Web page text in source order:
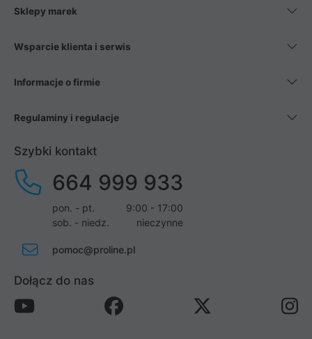
Sklepy marek
Wsparcie klienta i serwis
Informacje o firmie
Regulaminy i regulacje
Szybki kontakt
664 999 933
pon. - pt.
9:00 - 17:00
sob. - niedz.
nieczynne
pomoc@proline.pl
Dołącz do nas